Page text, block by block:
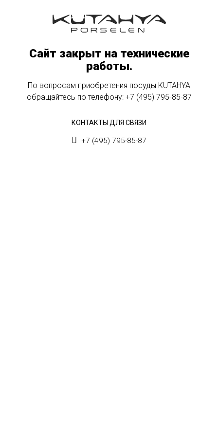
Сайт закрыт на технические
работы.
По вопросам приобретения посуды KUTAHYA
обращайтесь по телефону: +7 (495) 795-85-87
КОНТАКТЫ ДЛЯ СВЯЗИ
+7 (495) 795-85-87